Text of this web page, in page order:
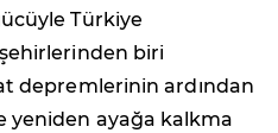
Türkiye
biri
depremlerinin ardından
yeniden ayağa kalkma